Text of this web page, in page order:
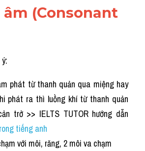
âm (Consonant
phát từ thanh quản qua miệng hay
phát ra thì luồng khí từ thanh quản
trở >> IELTS TUTOR hướng dẫn
tiếng anh
với môi, răng, 2 môi va chạm